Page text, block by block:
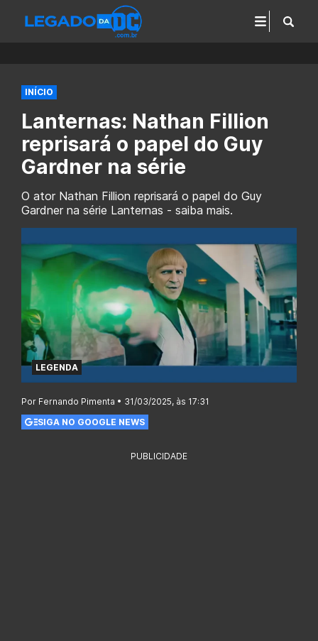
INÍCIO
Lanternas: Nathan Fillion
reprisará o papel do Guy
Gardner na série
O ator Nathan Fillion reprisará o papel do Guy
Gardner na série Lanternas - saiba mais.
LEGENDA
Por Fernando Pimenta • 31/03/2025, às 17:31
SIGA NO GOOGLE NEWS
PUBLICIDADE